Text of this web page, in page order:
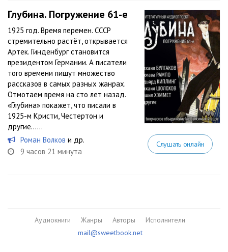
Глубина. Погружение 61-е
1925 год. Время перемен. СССР
стремительно растёт, открывается
Артек. Гинденбург становится
президентом Германии. А писатели
того времени пишут множество
рассказов в самых разных жанрах.
Отмотаем время на сто лет назад.
«Глубина» покажет, что писали в
1925-м Кристи, Честертон и
другие…...
Роман Волков и др.
9 часов 21 минута
Слушать онлайн
Аудиокниги Жанры Авторы
Исполнители
mail@sweetbook.net